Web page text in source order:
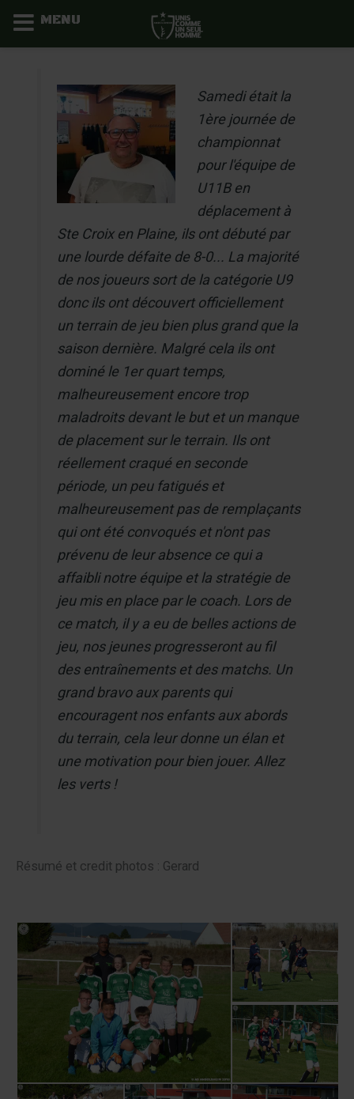
Samedi était la
1ère journée de
championnat
pour l'équipe de
U11B en
déplacement à
Ste Croix en Plaine, ils ont débuté par
une lourde défaite de 8-0... La majorité
de nos joueurs sort de la catégorie U9
donc ils ont découvert officiellement
un terrain de jeu bien plus grand que la
saison dernière. Malgré cela ils ont
dominé le 1er quart temps,
malheureusement encore trop
maladroits devant le but et un manque
de placement sur le terrain. Ils ont
réellement craqué en seconde
période, un peu fatigués et
malheureusement pas de remplaçants
qui ont été convoqués et n'ont pas
prévenu de leur absence ce qui a
affaibli notre équipe et la stratégie de
jeu mis en place par le coach. Lors de
ce match, il y a eu de belles actions de
jeu, nos jeunes progresseront au fil
des entraînements et des matchs. Un
grand bravo aux parents qui
encouragent nos enfants aux abords
du terrain, cela leur donne un élan et
une motivation pour bien jouer. Allez
les verts !
Résumé et credit photos : Gerard
MENU